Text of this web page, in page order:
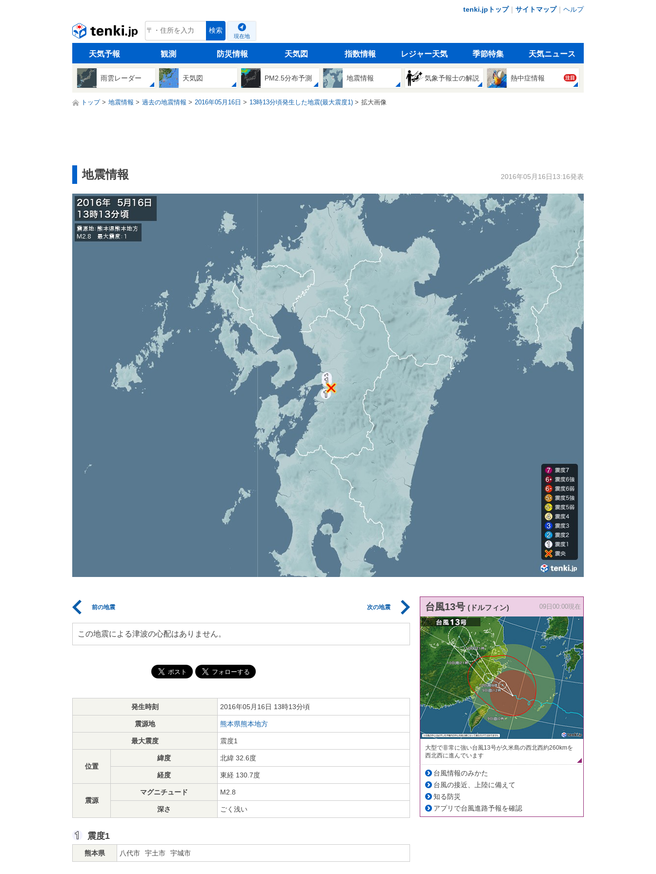
tenki.jpトップ｜ サイトマップ｜ ヘルプ
tenki.jp 検索
現在地
天気予報 観測 防災情報 天気図 指数情報 レジャー天気 季節特集 天気ニュース
雨雲レーダー 天気図 PM2.5分布予測 地震情報 気象予報士の解説 熱中症情報 注目
トップ 地震情報 過去の地震情報 2016年05月16日 13時13分頃発生した地震(最大震度1) 拡大画像
地震情報 2016年05月16日13:16発表
前の地震 次の地震
この地震による津波の心配はありません。
発生時刻 2016年05月16日 13時13分頃
震源地 熊本県熊本地方
最大震度 震度1
位置
緯度 北緯 32.6度
経度 東経 130.7度
震源
マグニチュード M2.8
深さ ごく浅い
震度1
熊本県 八代市 宇土市 宇城市
台風13号 (ドルフィン) 09日00:00現在
大型で非常に強い台風13号が久米島の西北西約260kmを
西北西に進んでいます
台風情報のみかた
台風の接近、上陸に備えて
知る防災
アプリで台風進路予報を確認